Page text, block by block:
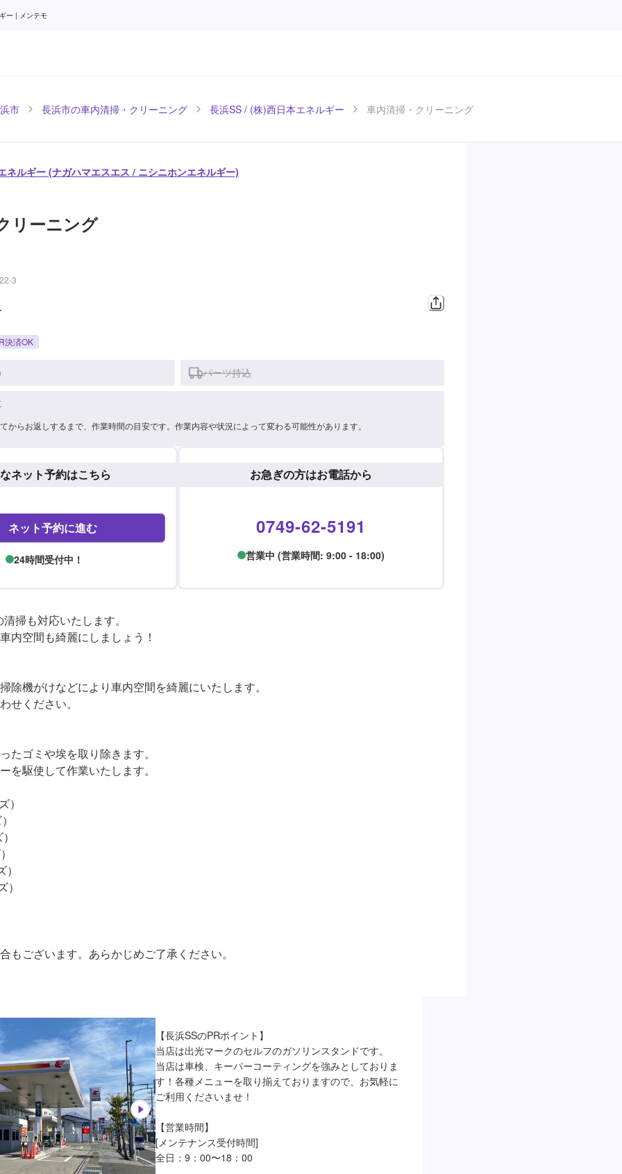
ー | メンテモ
市 長浜市の車内清掃・クリーニング 長浜SS / (株)西日本エネルギー 車内清掃・クリーニング
ネルギー (ナガハマエスエス / ニシニホンエネルギー)
リーニング
3
決済OK
パーツ持込
からお返しするまで、作業時間の目安です。作業内容や状況によって変わる可能性があります。
ネット予約はこちら
ネット予約に進む
24時間受付中！
お急ぎの方はお電話から
0749-62-5191
営業中 (営業時間: 9:00 - 18:00)
掃も対応いたします。
内空間も綺麗にしましょう！
除機がけなどにより車内空間を綺麗にいたします。
せください。
たゴミや埃を取り除きます。
を駆使して作業いたします。
）
ございます。あらかじめご了承ください。
【長浜SSのPRポイント】
当店は出光マークのセルフのガソリンスタンドです。
当店は車検、キーパーコーティングを強みとしておりま
す！各種メニューを取り揃えておりますので、お気軽に
ご利用くださいませ！
【営業時間】
[メンテナンス受付時間]
全日：9：00〜18：00